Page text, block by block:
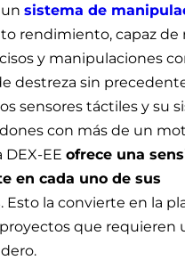
un sistema de
rendimiento, capaz de
y manipulaciones
destreza sin
sensores táctiles y su
con más de un
DEX-EE ofrece una
en cada uno de sus
. Esto la convierte en la
que requieren